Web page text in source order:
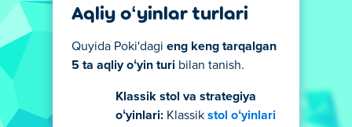
Aqliy oʻyinlar turlari
Quyida Poki'dagi eng keng tarqalgan
5 ta aqliy oʻyin turi bilan tanish.
Klassik stol va strategiya
oʻyinlari: Klassik stol oʻyinlari